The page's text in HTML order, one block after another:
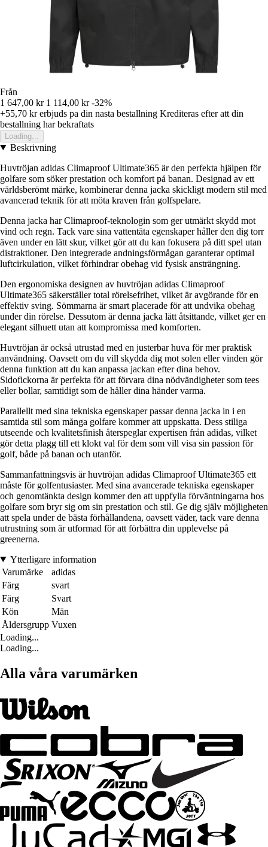
Från
1 647,00 kr 1 114,00 kr -32%
+55,70 krerbjuds pa din nasta bestallning Krediteras efter att din
bestallning har bekraftats
Loading...
Beskrivning
Huvtröjan adidas Climaproof Ultimate365 är den perfekta hjälpen för
golfare som söker prestation och komfort på banan. Designad av ett
världsberömt märke, kombinerar denna jacka skickligt modern stil med
avancerad teknik för att möta kraven från golfspelare.
Denna jacka har Climaproof-teknologin som ger utmärkt skydd mot
vind och regn. Tack vare sina vattentäta egenskaper håller den dig torr
även under en lätt skur, vilket gör att du kan fokusera på ditt spel utan
distraktioner. Den integrerade andningsförmågan garanterar optimal
luftcirkulation, vilket förhindrar obehag vid fysisk ansträngning.
Den ergonomiska designen av huvtröjan adidas Climaproof
Ultimate365 säkerställer total rörelsefrihet, vilket är avgörande för en
effektiv sving. Sömmarna är smart placerade för att undvika obehag
under din rörelse. Dessutom är denna jacka lätt åtsittande, vilket ger en
elegant silhuett utan att kompromissa med komforten.
Huvtröjan är också utrustad med en justerbar huva för mer praktisk
användning. Oavsett om du vill skydda dig mot solen eller vinden gör
denna funktion att du kan anpassa jackan efter dina behov.
Sidofickorna är perfekta för att förvara dina nödvändigheter som tees
eller bollar, samtidigt som de håller dina händer varma.
Parallellt med sina tekniska egenskaper passar denna jacka in i en
samtida stil som många golfare kommer att uppskatta. Dess stiliga
utseende och kvalitetsfinish återspeglar expertisen från adidas, vilket
gör detta plagg till ett klokt val för dem som vill visa sin passion för
golf, både på banan och utanför.
Sammanfattningsvis är huvtröjan adidas Climaproof Ultimate365 ett
måste för golfentusiaster. Med sina avancerade tekniska egenskaper
och genomtänkta design kommer den att uppfylla förväntningarna hos
golfare som bryr sig om sin prestation och stil. Ge dig själv möjligheten
att spela under de bästa förhållandena, oavsett väder, tack vare denna
utrustning som är utformad för att förbättra din upplevelse på
greenerna.
Ytterligare information
Varumärke
adidas
Färg
svart
Färg
Svart
Kön
Män
Åldersgrupp Vuxen
Loading...
Loading...
Alla våra varumärken